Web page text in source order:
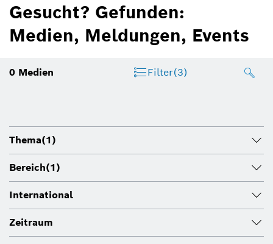
Gesucht? Gefunden:
Medien, Meldungen, Events
0 Medien Filter(3)
Thema(1)
Bereich(1)
International
Zeitraum